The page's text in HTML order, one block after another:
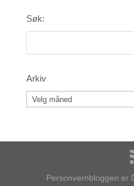
Søk:
Arkiv
Personvernbloggen er